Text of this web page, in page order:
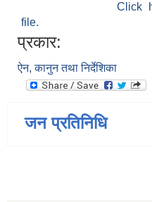
Click
file.
प्रकार:
ऐन, कानुन तथा निर्देशिका
जन प्रतिनिधि